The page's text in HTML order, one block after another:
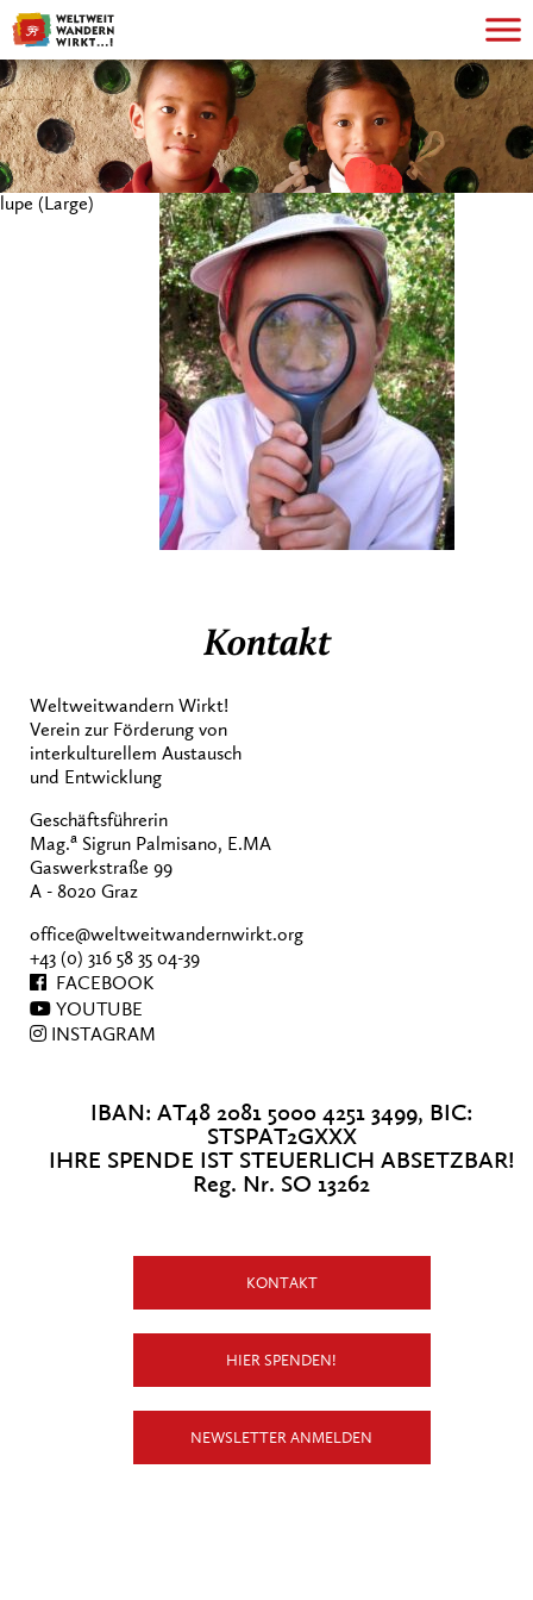
lupe (Large)
Kontakt
Weltweitwandern Wirkt!
Verein zur Förderung von
interkulturellem Austausch
und Entwicklung
Geschäftsführerin
Mag.a Sigrun Palmisano, E.MA
Gaswerkstraße 99
A - 8020 Graz
office@weltweitwandernwirkt.org
+43 (0) 316 58 35 04-39
FACEBOOK
YOUTUBE
INSTAGRAM
IBAN: AT48 2081 5000 4251 3499, BIC:
STSPAT2GXXX
IHRE SPENDE IST STEUERLICH ABSETZBAR!
Reg. Nr. SO 13262
KONTAKT
HIER SPENDEN!
NEWSLETTER ANMELDEN